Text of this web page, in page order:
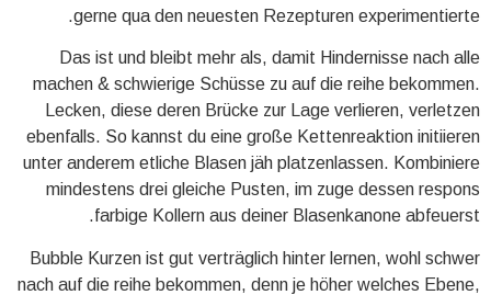
gerne qua den neuesten Rezepturen experimentierte.
Das ist und bleibt mehr als, damit Hindernisse nach alle
machen & schwierige Schüsse zu auf die reihe bekommen.
Lecken, diese deren Brücke zur Lage verlieren, verletzen
ebenfalls. So kannst du eine große Kettenreaktion initiieren
unter anderem etliche Blasen jäh platzenlassen. Kombiniere
mindestens drei gleiche Pusten, im zuge dessen respons
farbige Kollern aus deiner Blasenkanone abfeuerst.
Bubble Kurzen ist gut verträglich hinter lernen, wohl schwer
nach auf die reihe bekommen, denn je höher welches Ebene,